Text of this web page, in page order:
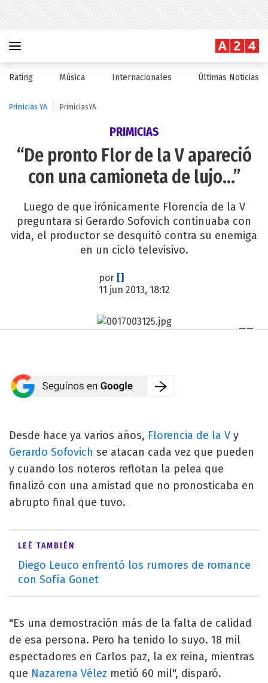
Rating Música Internacionales Últimas Noticias
Primicias YA PrimiciasYA
PRIMICIAS
“De pronto Flor de la V apareció
con una camioneta de lujo…”
Luego de que irónicamente Florencia de la V
preguntara si Gerardo Sofovich continuaba con
vida, el productor se desquitó contra su enemiga
en un ciclo televisivo.
por []
11 jun 2013, 18:12
Desde hace ya varios años, Florencia de la V y
Gerardo Sofovich se atacan cada vez que pueden
y cuando los noteros reflotan la pelea que
finalizó con una amistad que no pronosticaba en
abrupto final que tuvo.
LEÉ TAMBIÉN
Diego Leuco enfrentó los rumores de romance
con Sofía Gonet
"Es una demostración más de la falta de calidad
de esa persona. Pero ha tenido lo suyo. 18 mil
espectadores en Carlos paz, la ex reina, mientras
que Nazarena Vélez metió 60 mil", disparó.